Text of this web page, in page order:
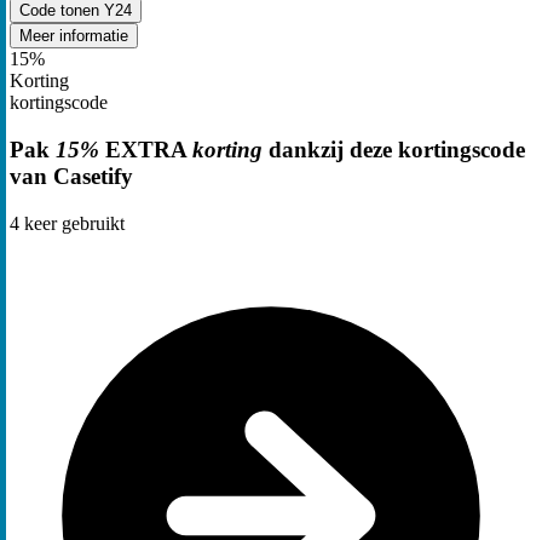
Code tonen Y24
Meer informatie
15%
Korting
kortingscode
Pak 15% EXTRA korting dankzij deze kortingscode
van Casetify
4 keer gebruikt